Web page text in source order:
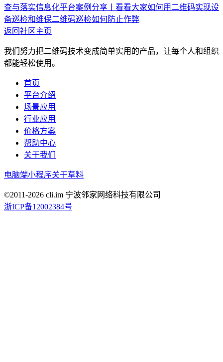
查与落实信息化平台案例分享丨看看大家如何用二维码实现设
备巡检和维保二维码巡检如何防止作弊
返回社区主页
我们努力把二维码技术变成简单实用的产品，让每个人和组织
都能轻松使用。
首页
平台介绍
场景应用
行业应用
价格方案
帮助中心
关于我们
电脑端小程序关于草料
©2011-2026 cli.im 宁波邻家网络科技有限公司
浙ICP备12002384号